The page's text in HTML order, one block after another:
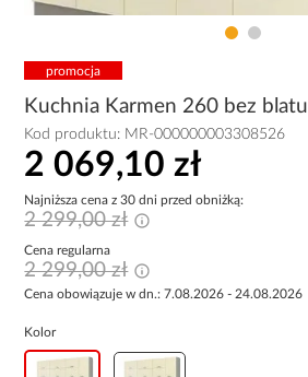
promocja
Kuchnia Karmen 260 bez blatu
Kod produktu: MR-000000003308526
2 069,10 zł
Najniższa cena z 30 dni przed obniżką:
2 299,00 zł
Cena regularna
2 299,00 zł
Cena obowiązuje w dn.: 7.08.2026 - 24.08.2026
Kolor